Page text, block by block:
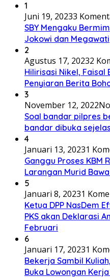
1
Juni 19, 20233
SBY Mengaku
Jokowi dan Megawati
2
Agustus 17, 20232
Hilirisasi Nikel, Faisal
Penyiaran Berita
3
November 12, 2022
Soal bandar pilpres
bandar dibuka
4
Januari 13, 20231
Ganggu Proses KBM
Larangan Murid
5
Januari 8, 20231
Ketua DPP NasDem
PKS akan Deklarasi
Februari
6
Januari 17, 20231
Bekerja Sambil
Buka Lowongan